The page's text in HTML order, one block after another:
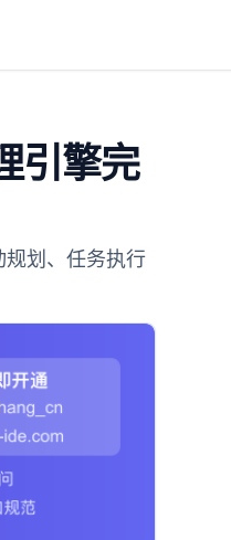
引擎完
规划、任务执行